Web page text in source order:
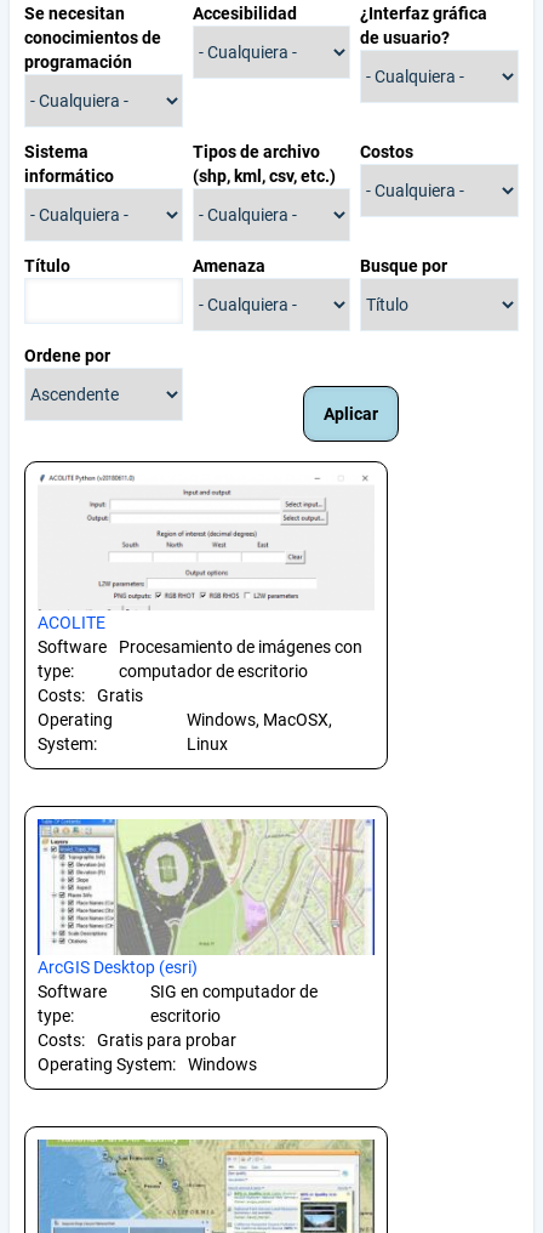
Se necesitan
conocimientos de
programación
Accesibilidad
¿Interfaz gráfica
de usuario?
Sistema
informático
Tipos de archivo
(shp, kml, csv, etc.)
Costos
Título Amenaza Busque por
Ordene por
ACOLITE
Software
type:
Procesamiento de imágenes con
computador de escritorio
Costs:
Gratis
Operating
System:
Windows, MacOSX,
Linux
ArcGIS Desktop (esri)
Software
type:
SIG en computador de
escritorio
Costs:
Gratis para probar
Operating System:
Windows